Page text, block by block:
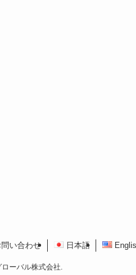
問い合わせ 日本語
ーバル株式会社.